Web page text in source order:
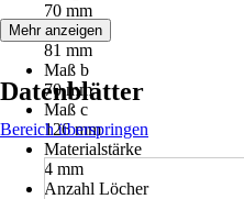
70 mm
Maß a
81 mm
Maß b
70 mm
Maß c
126 mm
Materialstärke
4 mm
Anzahl Löcher
Mehr anzeigen
Datenblätter
Bereich überspringen